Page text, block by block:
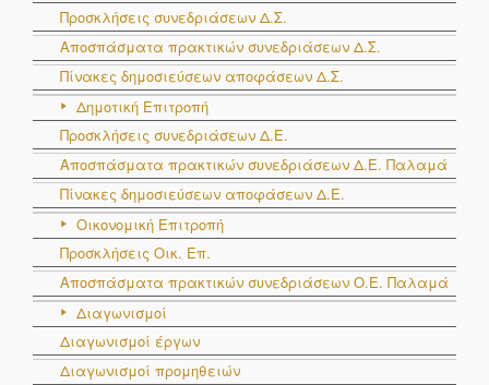
Προσκλήσεις συνεδριάσεων Δ.Σ.
Αποσπάσματα πρακτικών συνεδριάσεων Δ.Σ.
Πίνακες δημοσιεύσεων αποφάσεων Δ.Σ.
Δημοτική Επιτροπή
Προσκλήσεις συνεδριάσεων Δ.Ε.
Αποσπάσματα πρακτικών συνεδριάσεων Δ.E. Παλαμά
Πίνακες δημοσιεύσεων αποφάσεων Δ.Ε.
Οικονομική Επιτροπή
Προσκλήσεις Οικ. Επ.
Αποσπάσματα πρακτικών συνεδριάσεων Ο.E. Παλαμά
Διαγωνισμοί
Διαγωνισμοί έργων
Διαγωνισμοί προμηθειών